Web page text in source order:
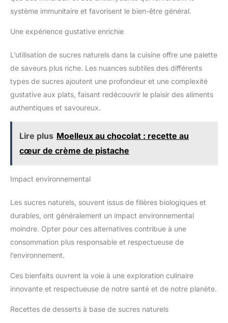
système immunitaire et favorisent le bien-être général.
Une expérience gustative enrichie
L’utilisation de sucres naturels dans la cuisine offre une palette
de saveurs plus riche. Les nuances subtiles des différents
types de sucres ajoutent une profondeur et une complexité
gustative aux plats, faisant redécouvrir le plaisir des aliments
authentiques et savoureux.
Lire plus Moelleux au chocolat : recette au
cœur de crème de pistache
Impact environnemental
Les sucres naturels, souvent issus de filières biologiques et
durables, ont généralement un impact environnemental
moindre. Opter pour ces alternatives contribue à une
consommation plus responsable et respectueuse de
l’environnement.
Ces bienfaits ouvrent la voie à une exploration culinaire
innovante et respectueuse de notre santé et de notre planète.
Recettes de desserts à base de sucres naturels